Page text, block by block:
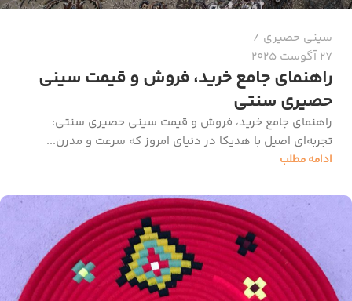
سینی حصیری
27 آگوست 2025
راهنمای جامع خرید، فروش و قیمت سینی
حصیری سنتی
راهنمای جامع خرید، فروش و قیمت سینی حصیری سنتی:
تجربه‌ای اصیل با هدیکا در دنیای امروز که سرعت و مدرن...
ادامه مطلب